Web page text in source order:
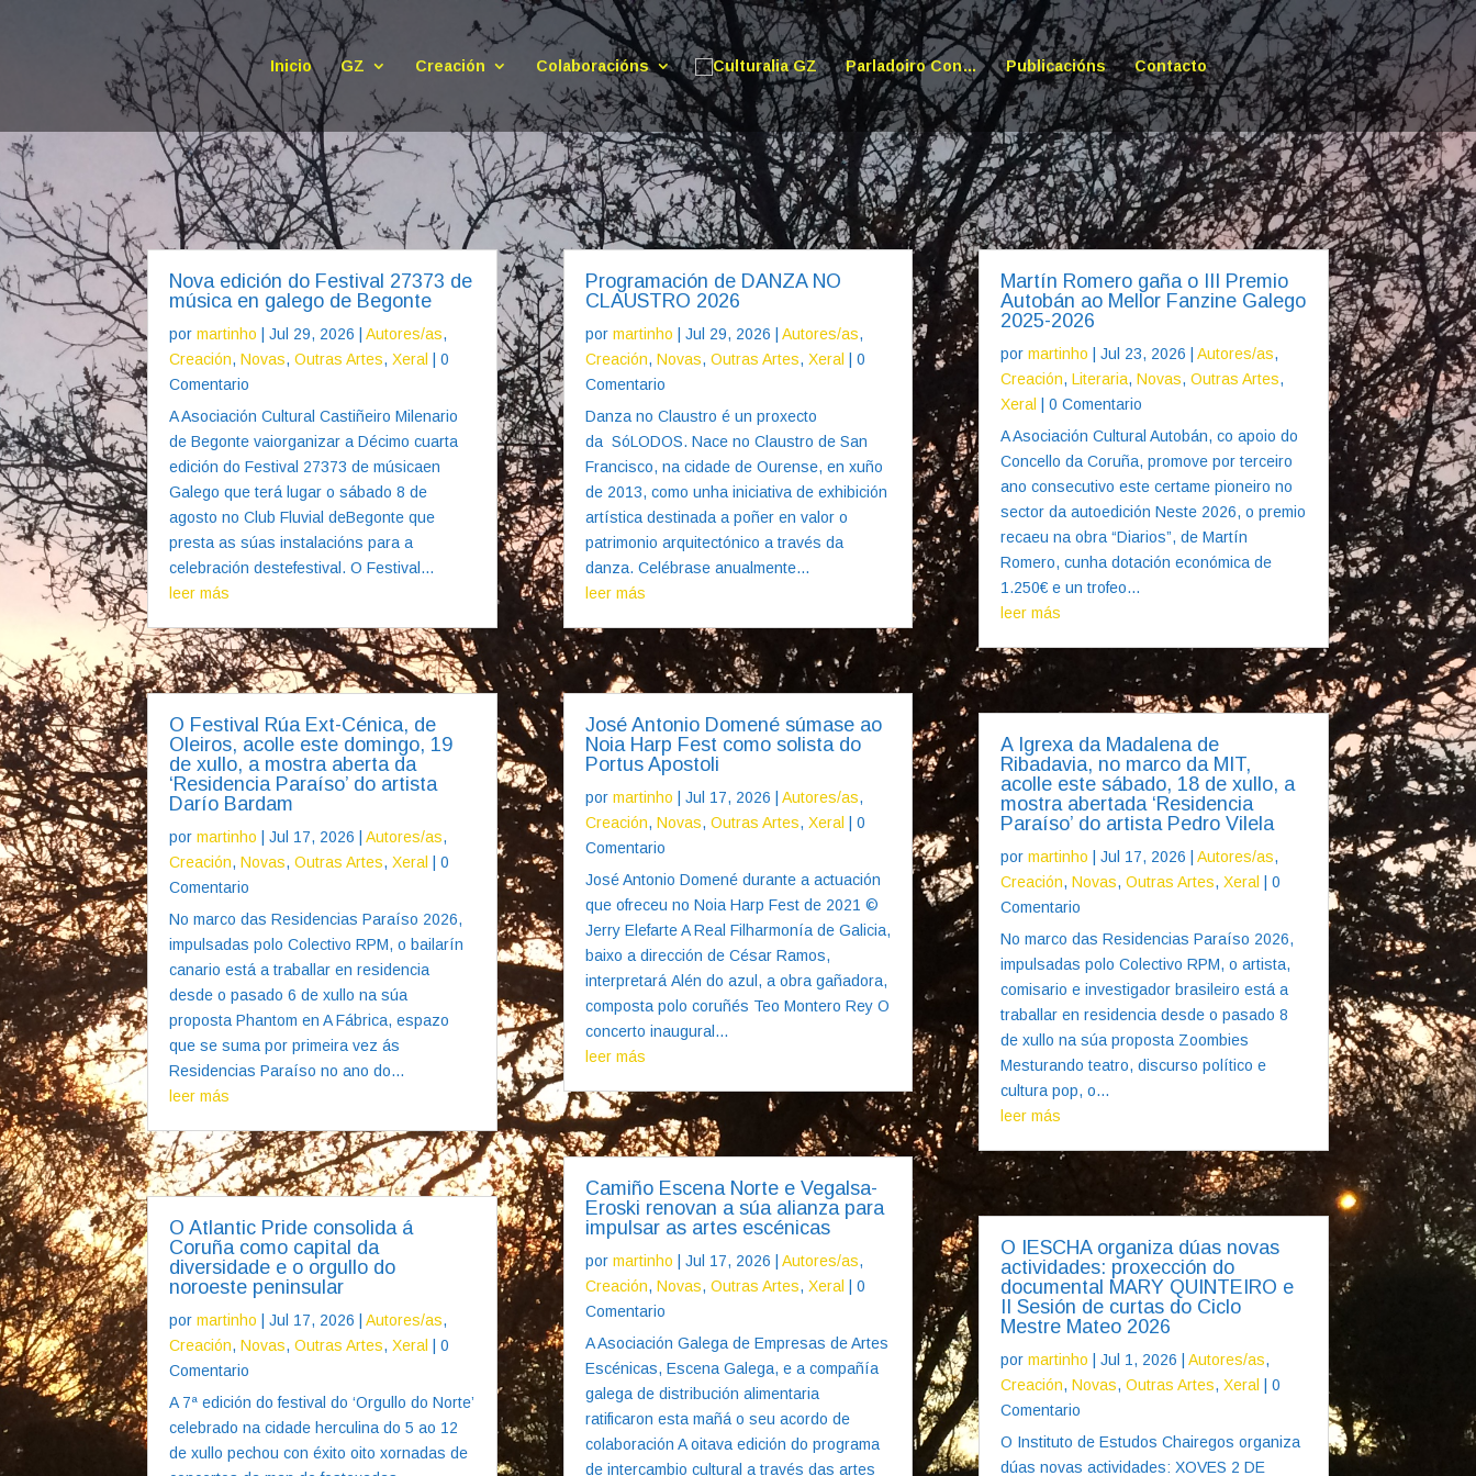
Inicio GZ Creación Colaboracións Parladoiro Con… Publicacións Contacto
Nova edición do Festival 27373 de
música en galego de Begonte
pormartinho |Jul 29, 2026 |Autores/as,
Creación,Novas,Outras Artes,Xeral
| 0
Comentario
A Asociación Cultural Castiñeiro Milenario
de Begonte vaiorganizar a Décimo cuarta
edición do Festival 27373 de músicaen
Galego que terá lugar o sábado 8 de
agosto no Club Fluvial deBegonte que
presta as súas instalacións para a
celebración destefestival. O Festival...
leer más
O Festival Rúa Ext-Cénica, de
Oleiros, acolle este domingo, 19
de xullo, a mostra aberta da
‘Residencia Paraíso’ do artista
Darío Bardam
pormartinho |Jul 17, 2026 |Autores/as,
Creación,Novas,Outras Artes,Xeral
| 0
Comentario
No marco das Residencias Paraíso 2026,
impulsadas polo Colectivo RPM, o bailarín
canario está a traballar en residencia
desde o pasado 6 de xullo na súa
proposta Phantom en A Fábrica, espazo
que se suma por primeira vez ás
Residencias Paraíso no ano do...
leer más
O Atlantic Pride consolida á
Coruña como capital da
diversidade e o orgullo do
noroeste peninsular
pormartinho |Jul 17, 2026 |Autores/as,
Creación,Novas,Outras Artes,Xeral
| 0
Comentario
A 7ª edición do festival do ‘Orgullo do Norte’
celebrado na cidade herculina do 5 ao 12
de xullo pechou con éxito oito xornadas de
Programación de DANZA NO
CLAUSTRO 2026
por martinho Jul 29, 2026 Autores/as,
Creación, Novas, Outras Artes, Xeral
| 0
Comentario
Danza no Claustro é un proxecto
da SóLODOS. Nace no Claustro de San
Francisco, na cidade de Ourense, en xuño
de 2013, como unha iniciativa de exhibición
artística destinada a poñer en valor o
patrimonio arquitectónico a través da
danza. Celébrase anualmente...
leer más
José Antonio Domené súmase ao
Noia Harp Fest como solista do
Portus Apostoli
por martinho Jul 17, 2026 Autores/as,
Creación, Novas, Outras Artes, Xeral
| 0
Comentario
José Antonio Domené durante a actuación
que ofreceu no Noia Harp Fest de 2021 ©
Jerry Elefarte A Real Filharmonía de Galicia,
baixo a dirección de César Ramos,
interpretará Alén do azul, a obra gañadora,
composta polo coruñés Teo Montero Rey O
concerto inaugural...
leer más
Camiño Escena Norte e Vegalsa-
Eroski renovan a súa alianza para
impulsar as artes escénicas
por martinho Jul 17, 2026 Autores/as,
Creación, Novas, Outras Artes, Xeral
| 0
Comentario
A Asociación Galega de Empresas de Artes
Escénicas, Escena Galega, e a compañía
galega de distribución alimentaria
ratificaron esta mañá o seu acordo de
colaboración A oitava edición do programa
de intercambio cultural a través das artes
Martín Romero gaña o III Premio
Autobán ao Mellor Fanzine Galego
2025-2026
por martinho Jul 23, 2026 Autores/as,
Creación, Literaria, Novas, Outras Artes,
Xeral
| 0 Comentario
A Asociación Cultural Autobán, co apoio do
Concello da Coruña, promove por terceiro
ano consecutivo este certame pioneiro no
sector da autoedición Neste 2026, o premio
recaeu na obra “Diarios”, de Martín
Romero, cunha dotación económica de
1.250€ e un trofeo...
leer más
A Igrexa da Madalena de
Ribadavia, no marco da MIT,
acolle este sábado, 18 de xullo, a
mostra abertada ‘Residencia
Paraíso’ do artista Pedro Vilela
por martinho Jul 17, 2026 Autores/as,
Creación, Novas, Outras Artes, Xeral
| 0
Comentario
No marco das Residencias Paraíso 2026,
impulsadas polo Colectivo RPM, o artista,
comisario e investigador brasileiro está a
traballar en residencia desde o pasado 8
de xullo na súa proposta Zoombies
Mesturando teatro, discurso político e
cultura pop, o...
leer más
O IESCHA organiza dúas novas
actividades: proxección do
documental MARY QUINTEIRO e
II Sesión de curtas do Ciclo
Mestre Mateo 2026
por martinho Jul 1, 2026 Autores/as,
Creación, Novas, Outras Artes, Xeral
| 0
Comentario
O Instituto de Estudos Chairegos organiza
dúas novas actividades: XOVES 2 DE